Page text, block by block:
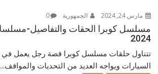
مارس 24, 2024 الجمهورية 0
مسلسل كوبرا الحقات والتفاصيل-
2024
تتناول حلقات مسلسل كوبرا قصة رجل يعمل
السيارات ويواجه العديد من التحديات والمواقف...